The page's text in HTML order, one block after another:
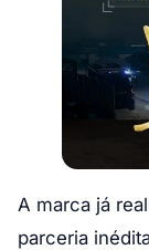
A marca já
parceria